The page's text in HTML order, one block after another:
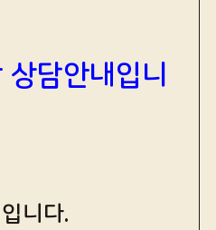
담안내입니
니다.